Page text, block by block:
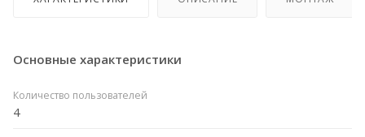
Основные характеристики
Количество пользователей
4